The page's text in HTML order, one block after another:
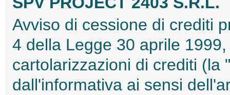
Avviso di cessione di crediti
4 della Legge 30 aprile
cartolarizzazioni di crediti (la
dall'informativa ai sensi